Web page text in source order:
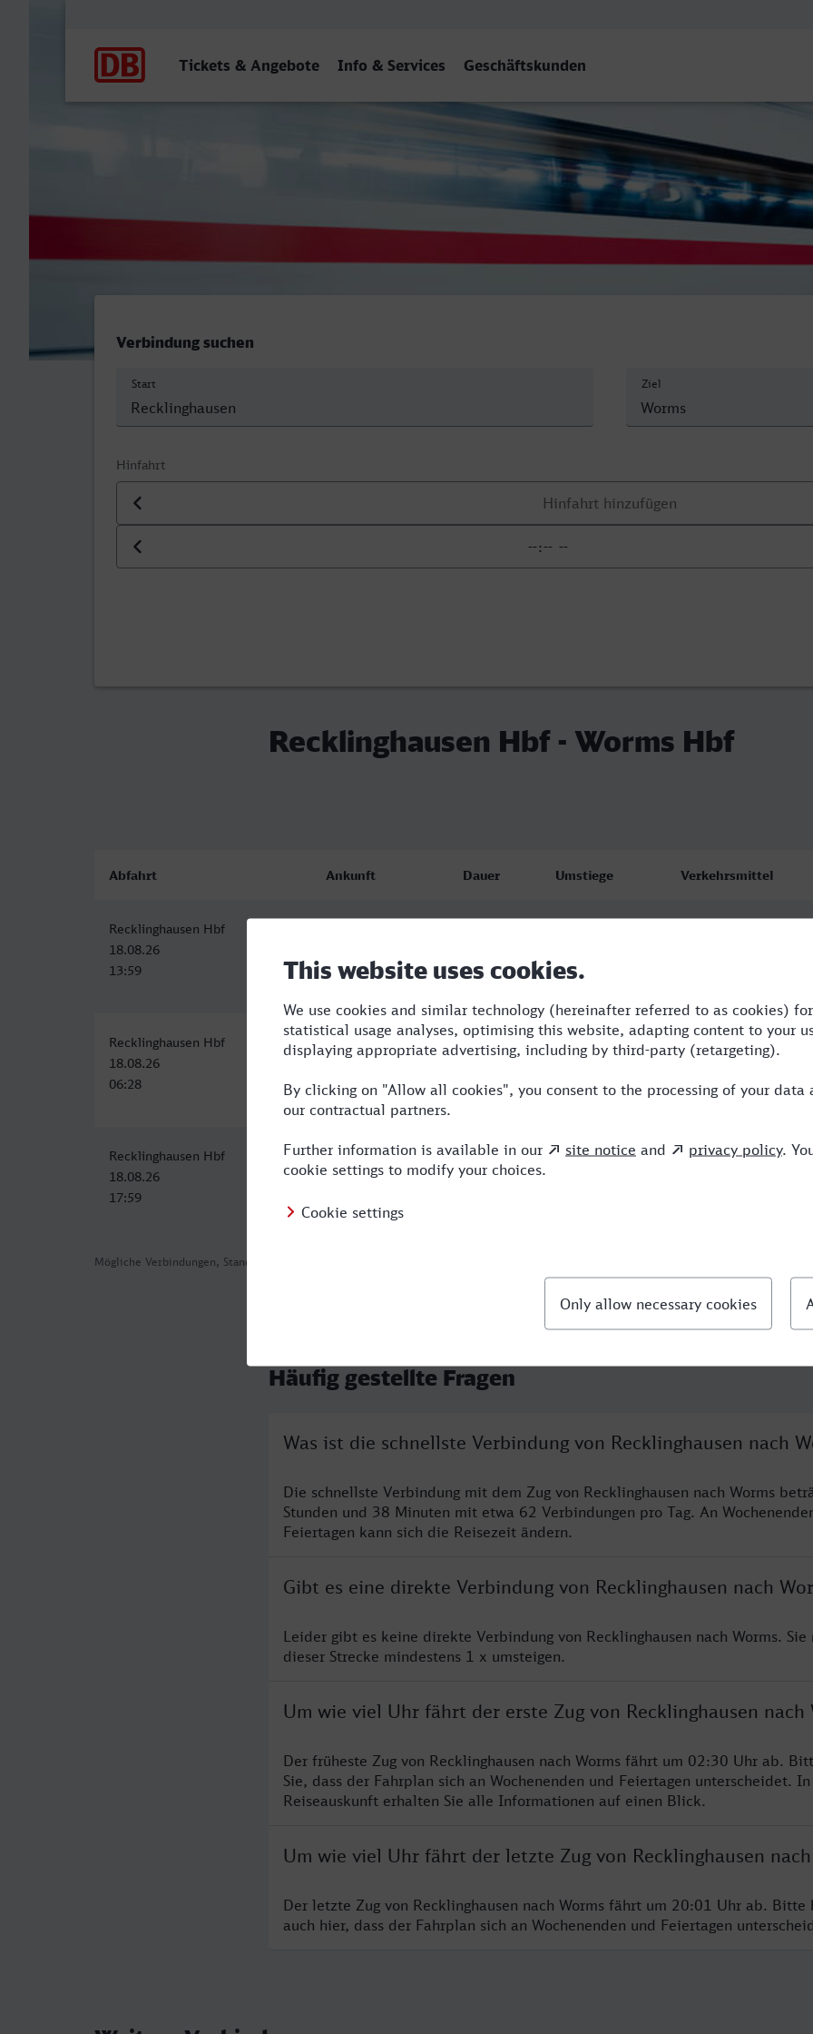
Tickets & Angebote Info & Services Geschäftskunden
Recklinghausen Hbf - Worms Hbf
Verbindung suchen
Start Ziel
Hinfahrt
Datum der Hinfahrt
Uhrzeit der Hinfahrt
Recklinghausen Hbf - Worms Hbf
Mögliche Verbindungen, Stand: 2026-08-04 04:02
Abfahrt Ankunft Dauer Umstiege Verkehrsmittel
Recklinghausen Hbf
18.08.26
13:59
17:37
Recklinghausen Hbf
18.08.26
06:28
Worms Hbf
18.08.26
11:15
4:47 RB,RE,ICE
Recklinghausen Hbf
18.08.26
17:59
Worms Hbf
18.08.26
4:16 3 RB,RE,ICE
Häufig gestellte Fragen
Was ist die schnellste Verbindung von Recklinghausen nach
Die schnellste Verbindung mit dem Zug von Recklinghausen nach Worms
Stunden und 38 Minuten mit etwa 62 Verbindungen pro Tag. An
Feiertagen kann sich die Reisezeit ändern.
Gibt es eine direkte Verbindung von Recklinghausen nach
Leider gibt es keine direkte Verbindung von Recklinghausen nach Worms. Sie
dieser Strecke mindestens 1 x umsteigen.
Um wie viel Uhr fährt der erste Zug von Recklinghausen nach
Der früheste Zug von Recklinghausen nach Worms fährt um 02:30 Uhr ab.
Sie, dass der Fahrplan sich an Wochenenden und Feiertagen unterscheidet.
Reiseauskunft erhalten Sie alle Informationen auf einen Blick.
Um wie viel Uhr fährt der letzte Zug von Recklinghausen nach
Der letzte Zug von Recklinghausen nach Worms fährt um 20:01 Uhr ab. Bitte
auch hier, dass der Fahrplan sich an Wochenenden und Feiertagen